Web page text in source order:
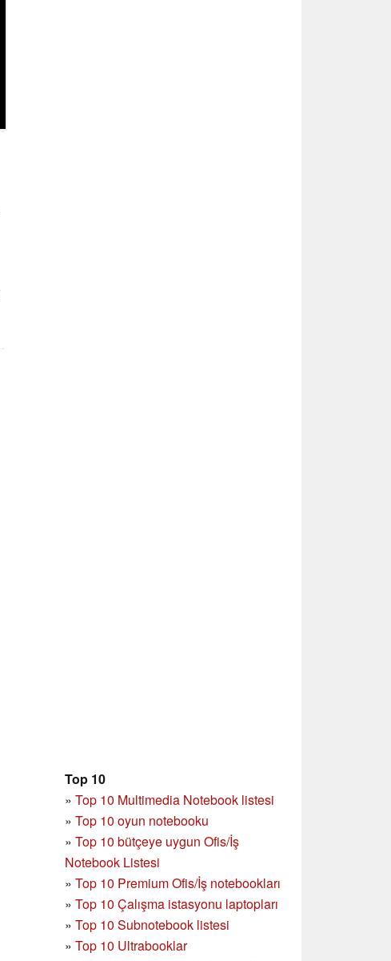
Top 10
» Top 10 Multimedia Notebook listesi
» Top 10 oyun notebooku
» Top 10 bütçeye uygun Ofis/İş
Notebook Listesi
» Top 10 Premium Ofis/İş notebookları
» Top 10 Çalışma istasyonu laptopları
» Top 10 Subnotebook listesi
» Top 10 Ultrabooklar